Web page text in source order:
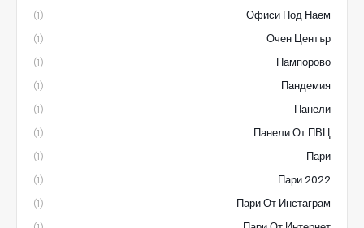
Офиси Под Наем
(1)
Очен Център
(1)
Пампорово
(1)
Пандемия
(1)
Панели
(1)
Панели От ПВЦ
(1)
Пари
(1)
Пари 2022
(1)
Пари От Инстаграм
(1)